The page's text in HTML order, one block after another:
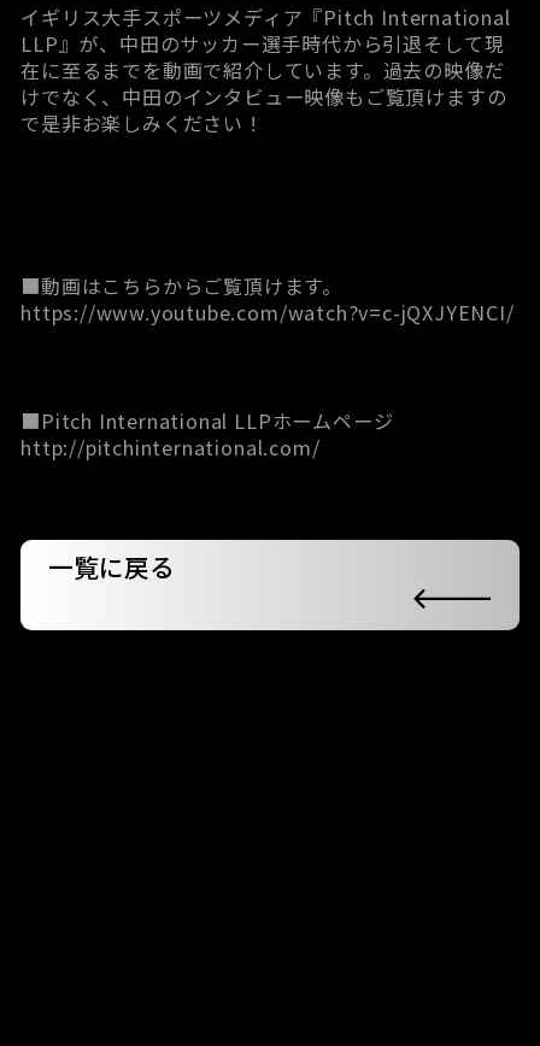
イギリス大手スポーツメディア『​Pitch International
LLP​』が、​中田のサッカー選手時代から引退そして現
在に至るまでを動画で紹介しています。過去の映像だ
けでなく、中田のインタビュー映像もご覧頂けますの
で是非お楽しみください！
■動画はこちらからご覧頂けます。
https://www.youtube.com/watch?v=c-jQXJYENCI​/
■Pitch International LLP​ホームページ
http://pitchinternational.com/
一覧に戻る